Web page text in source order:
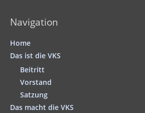
Navigation
Home
Das ist die VKS
Beitritt
Vorstand
Satzung
Das macht die VKS